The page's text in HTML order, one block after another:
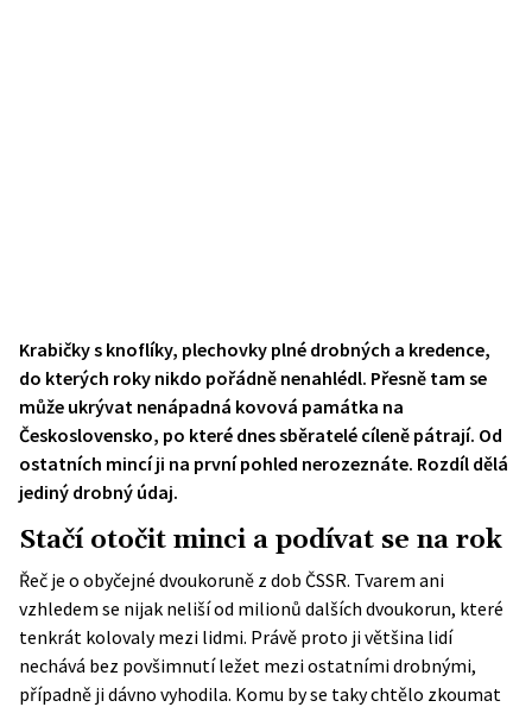
Krabičky s knoflíky, plechovky plné drobných a kredence,
do kterých roky nikdo pořádně nenahlédl. Přesně tam se
může ukrývat nenápadná kovová památka na
Československo, po které dnes sběratelé cíleně pátrají. Od
ostatních mincí ji na první pohled nerozeznáte. Rozdíl dělá
jediný drobný údaj.
Stačí otočit minci a podívat se na rok
Řeč je o obyčejné dvoukoruně z dob ČSSR. Tvarem ani
vzhledem se nijak neliší od milionů dalších dvoukorun, které
tenkrát kolovaly mezi lidmi. Právě proto ji většina lidí
nechává bez povšimnutí ležet mezi ostatními drobnými,
případně ji dávno vyhodila. Komu by se taky chtělo zkoumat